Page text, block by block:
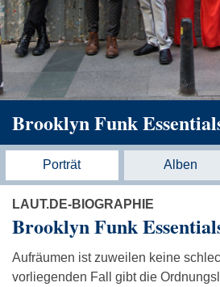
Brooklyn Funk
Porträt Alben
LAUT.DE-BIOGRAPHIE
Brooklyn Funk
Aufräumen ist zuweilen keine
vorliegenden Fall gibt die